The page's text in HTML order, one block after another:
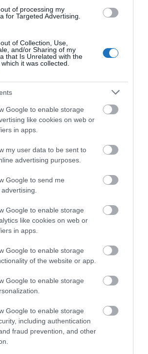
of processing my
for Targeted Advertising.
of Collection, Use,
and/or Sharing of my
that Is Unrelated with the
it was collected.
Google to enable storage
like cookies on web or
in apps.
my user data to be sent to
advertising purposes.
Google to send me
Google to enable storage
like cookies on web or
in apps.
Google to enable storage
of the website or app.
Google to enable storage
Google to enable storage
including authentication
fraud prevention, and other
írtaKassay Tamás
idén már hatodik
meg aSzaunázók Hétvégéje
szaunaprogramokkal
október 7-8-án. A
térképen kereshető a Spabook
OLVASS TOVÁBB